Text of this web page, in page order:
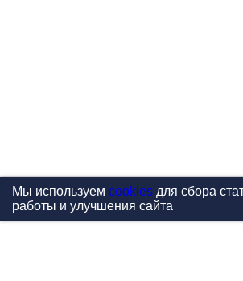
Мы используем cookiesдля сбора
работы и улучшения сайта